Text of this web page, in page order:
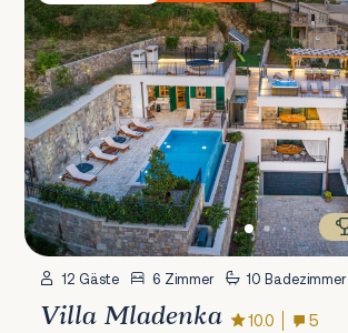
12 Gäste 6 Zimmer 10 Badezimmer
Villa Mladenka 10.0 5